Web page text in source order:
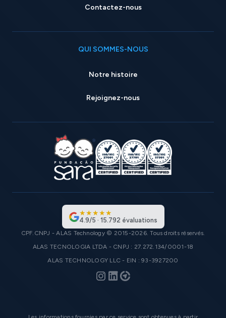
Contactez-nous
QUI SOMMES-NOUS
Notre histoire
Rejoignez-nous
★★★★★
4.9/5 · 15.792 évaluations
CPF.CNPJ - ALAS Technology © 2015-2026. Tous droits réservés.
ALAS TECNOLOGIA LTDA - CNPJ : 27.272.134/0001-18
ALAS TECHNOLOGY LLC - EIN : 93-3927200